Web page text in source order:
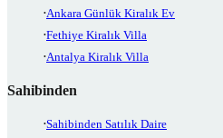
Ankara Günlük Kiralık Ev
Fethiye Kiralık Villa
Antalya Kiralık Villa
Sahibinden
Sahibinden Satılık Daire